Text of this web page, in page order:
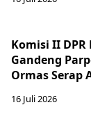
Komisi II
Gandeng
Ormas Serap
16 Juli 2026